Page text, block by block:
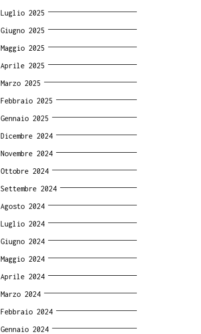
Luglio 2025
Giugno 2025
Maggio 2025
Aprile 2025
Marzo 2025
Febbraio 2025
Gennaio 2025
Dicembre 2024
Novembre 2024
Ottobre 2024
Settembre 2024
Agosto 2024
Luglio 2024
Giugno 2024
Maggio 2024
Aprile 2024
Marzo 2024
Febbraio 2024
Gennaio 2024